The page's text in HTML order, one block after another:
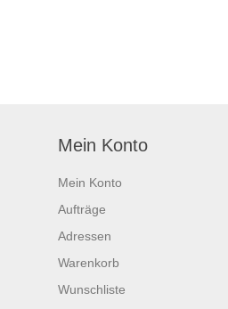
Mein Konto
Mein Konto
Aufträge
Adressen
Warenkorb
Wunschliste